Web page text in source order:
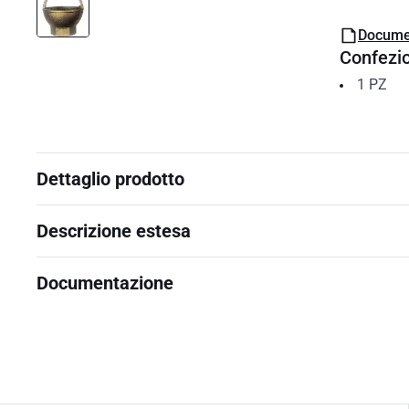
1 PZ
Dettaglio prodotto
Descrizione estesa
Documentazione